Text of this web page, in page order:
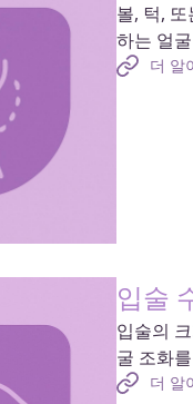
볼, 턱,
하는 얼
더 알
입술
입술의
굴 조화
더 알